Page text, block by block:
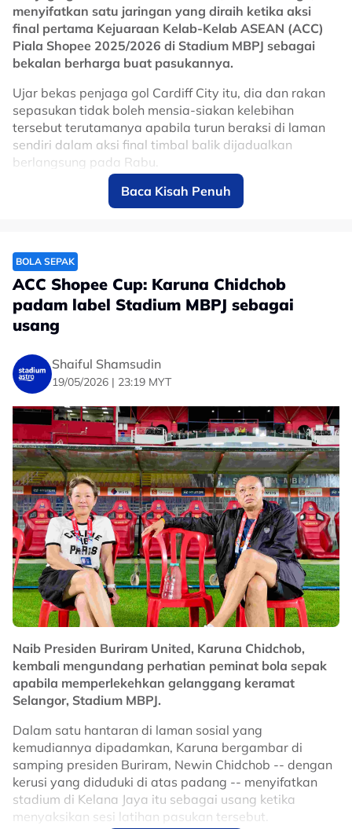
No node context available.
Related Topics
#Selangor #ACC
menyifatkan satu jaringan yang diraih ketika aksi
final pertama Kejuaraan Kelab-Kelab ASEAN (ACC)
Piala Shopee 2025/2026 di Stadium MBPJ sebagai
bekalan berharga buat pasukannya.
Ujar bekas penjaga gol Cardiff City itu, dia dan rakan
sepasukan tidak boleh mensia-siakan kelebihan
tersebut terutamanya apabila turun beraksi di laman
sendiri dalam aksi final timbal balik dijadualkan
berlangsung pada Rabu.
Tonggak berpengalaman berusia 36 tahun itu
menjangkakan perlawanan sukar menanti mereka
'The Thunder Castle' untuk mempertahankan kejuaraan
bagi dua musim berturut-turut.
Sementara itu, Neil turut memuji persembahan
ditampilkan penjaga gol Selangor, Sikh Izhan Nazrel
untuk bersaing di peringkat antarabangsa.
No node context available.
Related Topics
#ACC #Shopee Cup #Selangor #Buriram United
Baca Kisah Penuh
BOLA SEPAK
ACC Shopee Cup: Karuna Chidchob
padam label Stadium MBPJ sebagai
usang
Shaiful Shamsudin
19/05/2026 | 23:19 MYT
Naib Presiden Buriram United, Karuna Chidchob,
kembali mengundang perhatian peminat bola sepak
apabila memperlekehkan gelanggang keramat
Selangor, Stadium MBPJ.
Dalam satu hantaran di laman sosial yang
kemudiannya dipadamkan, Karuna bergambar di
samping presiden Buriram, Newin Chidchob -- dengan
kerusi yang diduduki di atas padang -- menyifatkan
stadium di Kelana Jaya itu sebagai usang ketika
menyaksikan sesi latihan pasukan tersebut.